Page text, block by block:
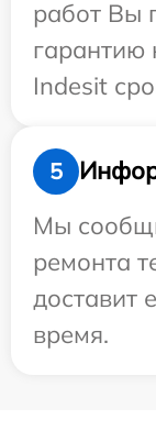
работ Вы
гарантию
Indesit
5
Мы
ремонта
доставит
время.